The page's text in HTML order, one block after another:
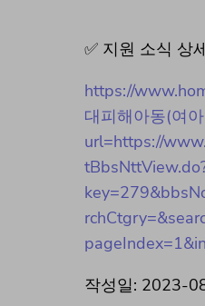
✅ 지원 소식 상
https://
대피해아동(여
url=https://
작성일: 2023-